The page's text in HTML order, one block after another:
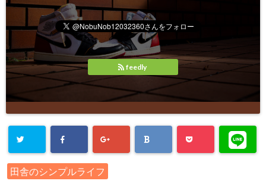
feedly
田舎のシンプルライフ